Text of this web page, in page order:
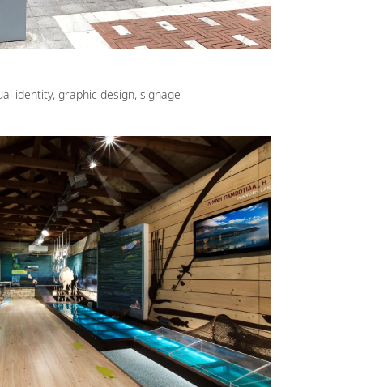
identity, graphic design, signage